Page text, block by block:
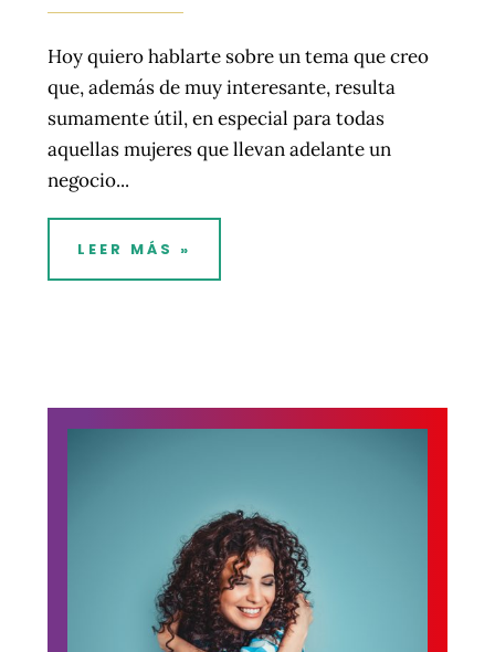
Hoy quiero hablarte sobre un tema que creo
que, además de muy interesante, resulta
sumamente útil, en especial para todas
aquellas mujeres que llevan adelante un
negocio...
LEER MÁS »